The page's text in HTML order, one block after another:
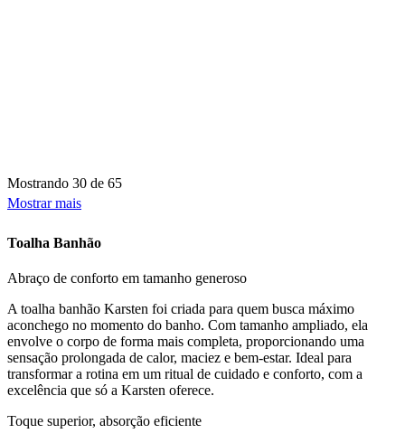
Mostrando 30 de 65
Mostrar mais
Toalha Banhão
Abraço de conforto em tamanho generoso
A toalha banhão Karsten foi criada para quem busca máximo
aconchego no momento do banho. Com tamanho ampliado, ela
envolve o corpo de forma mais completa, proporcionando uma
sensação prolongada de calor, maciez e bem-estar. Ideal para
transformar a rotina em um ritual de cuidado e conforto, com a
excelência que só a Karsten oferece.
Toque superior, absorção eficiente